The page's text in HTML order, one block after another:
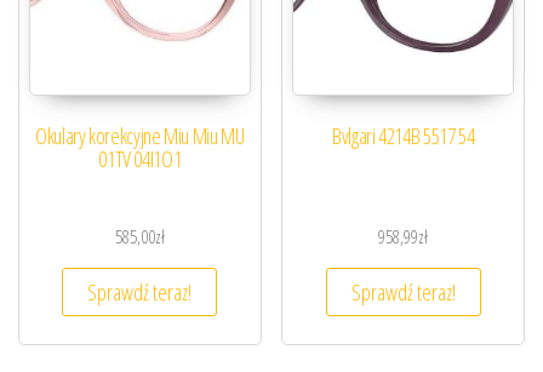
Okulary korekcyjne Miu Miu MU
01TV 04I1O1
585,00zł
Sprawdź teraz!
Bvlgari 4214B 5517 54
958,99zł
Sprawdź teraz!